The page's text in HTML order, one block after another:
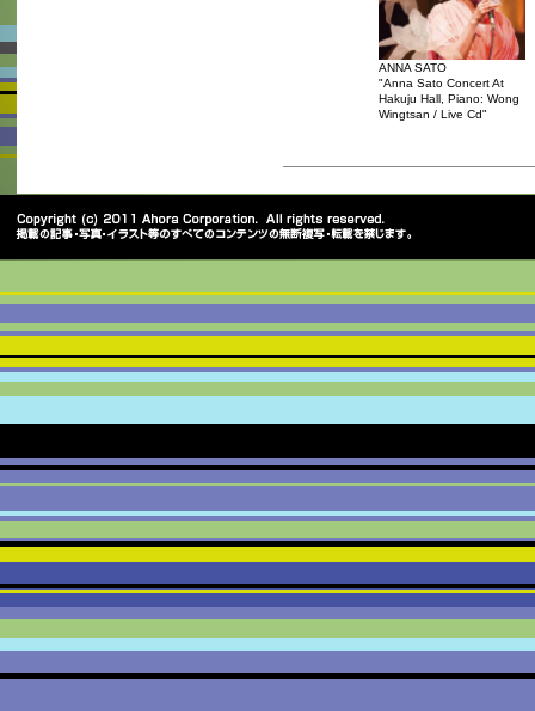
ANNA SATO
"Anna Sato Concert At
Hakuju Hall, Piano: Wong
Wingtsan / Live Cd"